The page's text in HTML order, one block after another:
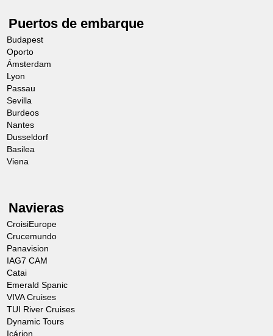
Puertos de embarque
Budapest
Oporto
Ámsterdam
Lyon
Passau
Sevilla
Burdeos
Nantes
Dusseldorf
Basilea
Viena
Navieras
CroisiEurope
Crucemundo
Panavision
IAG7 CAM
Catai
Emerald Spanic
VIVA Cruises
TUI River Cruises
Dynamic Tours
Icárion